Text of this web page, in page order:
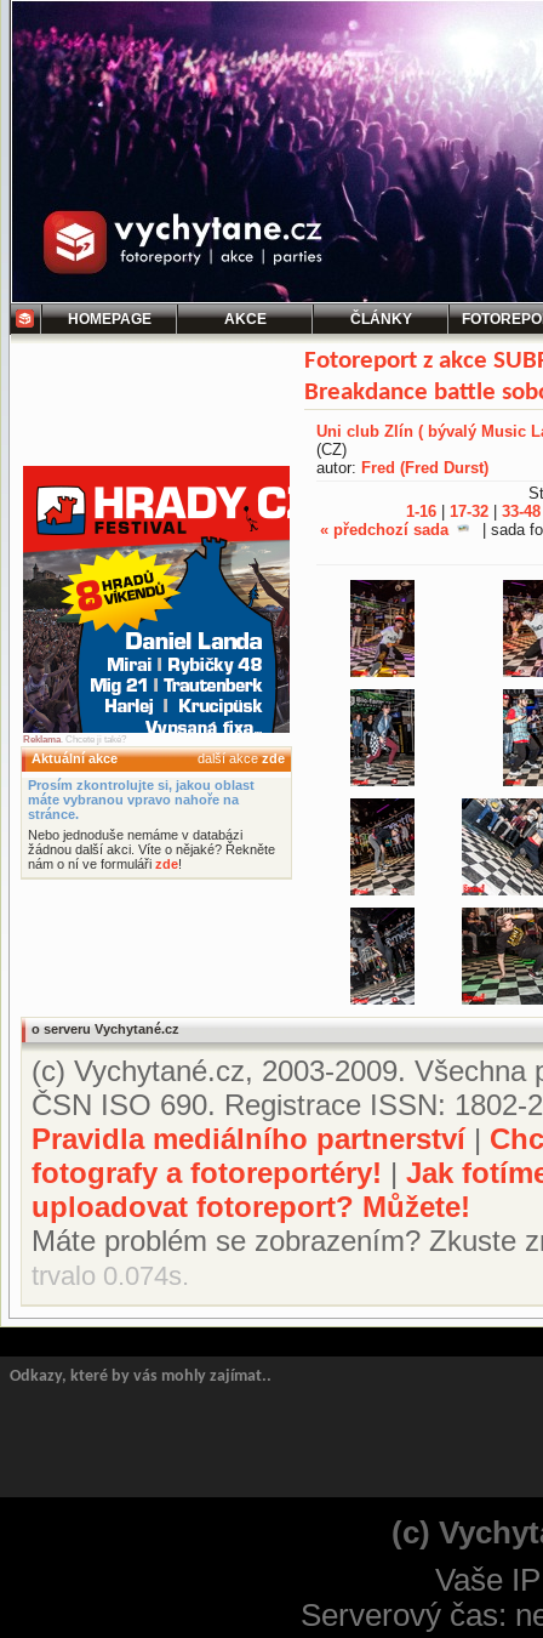
HOMEPAGE AKCE ČLÁNKY
Reklama. Chcete ji také?
Aktuální akce další akcezde
Prosím zkontrolujte si, jakou oblast
máte vybranou vpravo nahoře na
stránce.
Nebo jednoduše nemáme v databázi
žádnou další akci. Víte o nějaké? Řekněte
nám o ní ve formuláři zde!
Fotoreport z akce
Breakdance battle
Uni club Zlín ( bývalý Music
(CZ)
autor: Fred (Fred Durst)
1-16
17-32 33-48
« předchozí sada
| sada
o serveru Vychytané.cz
(c) Vychytané.cz, 2003-2009.
ČSN ISO 690. Registrace ISSN: 1802-
Pravidla mediálního partnerství|
fotografy a fotoreportéry! | Jak
uploadovat fotoreport? Můžete!
Máte problém se zobrazením? Zkuste
trvalo 0.074s.
Odkazy, které by vás mohly zajímat..
(c)
Vaše
Serverový čas: